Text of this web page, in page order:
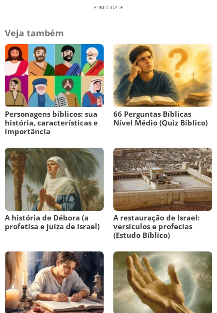
Veja também
Personagens bíblicos: sua
história, características e
importância
66 Perguntas Bíblicas
Nível Médio (Quiz Bíblico)
A história de Débora (a
profetisa e juíza de Israel)
A restauração de Israel:
versículos e profecias
(Estudo Bíblico)